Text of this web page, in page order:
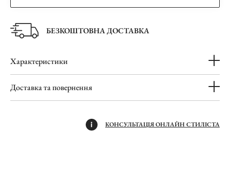
БЕЗКОШТОВНА ДОСТАВКА
Характеристики
Доставка та повернення
КОНСУЛЬТАЦІЯ ОНЛАЙН СТИЛІСТА